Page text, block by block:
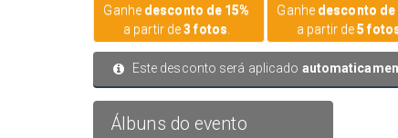
Ganhe desconto de 15%
a partir de3 fotos
Ganhe desconto de
a partir de5
Este desconto será aplicado
Álbuns do evento